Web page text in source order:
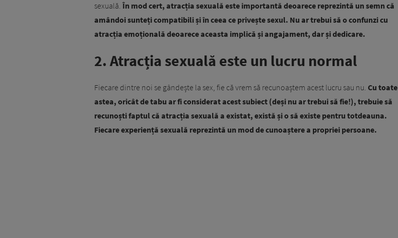
sexuală. În mod cert, atracția sexuală este importantă deoarece reprezintă un semn că
amândoi sunteți compatibili și în ceea ce privește sexul. Nu ar trebui să o confunzi cu
atracția emoțională deoarece aceasta implică și angajament, dar și dedicare.
2. Atracția sexuală este un lucru normal
Fiecare dintre noi se gândește la sex, fie că vrem să recunoaștem acest lucru sau nu. Cu toate
astea, oricât de tabu ar fi considerat acest subiect (deși nu ar trebui să fie!), trebuie să
recunoști faptul că atracția sexuală a existat, există și o să existe pentru totdeauna.
Fiecare experiență sexuală reprezintă un mod de cunoaștere a propriei persoane.